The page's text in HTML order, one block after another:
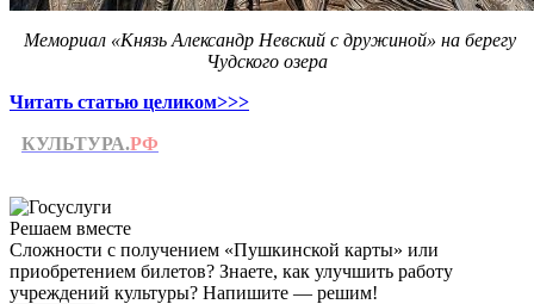
Мемориал «Князь Александр Невский с дружиной» на берегу
Чудского озера
Читать статью целиком>>>
КУЛЬТУРА.РФ
Решаем вместе
Сложности с получением «Пушкинской карты» или
приобретением билетов? Знаете, как улучшить работу
учреждений культуры? Напишите — решим!